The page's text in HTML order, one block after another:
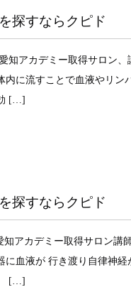
探すならクピド
知アカデミー取得サロン
内に流すことで血液やリン
[…]
探すならクピド
アカデミー取得サロン講
血液が 行き渡り自律神経
[…]